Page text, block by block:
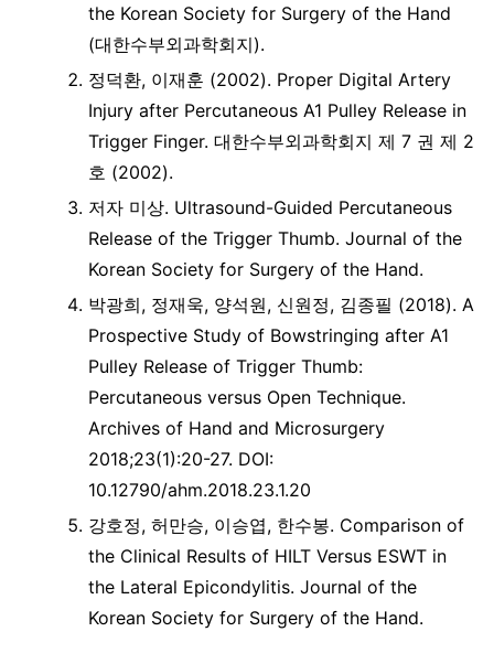
the Korean Society for Surgery of the Hand
(대한수부외과학회지).
정덕환, 이재훈 (2002). Proper Digital Artery
Injury after Percutaneous A1 Pulley Release in
Trigger Finger. 대한수부외과학회지 제 7 권 제 2
호 (2002).
저자 미상. Ultrasound-Guided Percutaneous
Release of the Trigger Thumb. Journal of the
Korean Society for Surgery of the Hand.
박광희, 정재욱, 양석원, 신원정, 김종필 (2018). A
Prospective Study of Bowstringing after A1
Pulley Release of Trigger Thumb:
Percutaneous versus Open Technique.
Archives of Hand and Microsurgery
2018;23(1):20-27. DOI:
10.12790/ahm.2018.23.1.20
강호정, 허만승, 이승엽, 한수봉. Comparison of
the Clinical Results of HILT Versus ESWT in
the Lateral Epicondylitis. Journal of the
Korean Society for Surgery of the Hand.